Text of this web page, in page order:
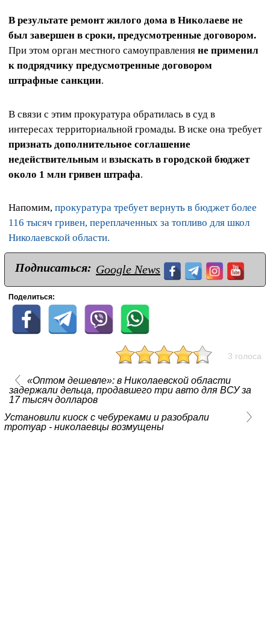
В результате ремонт жилого дома в Николаеве не
был завершен в сроки, предусмотренные договором.
При этом орган местного самоуправления не применил
к подрядчику предусмотренные договором
штрафные санкции.
В связи с этим прокуратура обратилась в суд в
интересах территориальной громады. В иске она требует
признать дополнительное соглашение
недействительным и взыскать в городской бюджет
около 1 млн гривен штрафа.
Напомим, прокуратура требует вернуть в бюджет более
116 тысяч гривен, переплаченных за топливо для школ
Николаевской области.
Подписаться: Google News
Поделиться:
3 голоса
«Оптом дешевле»: в Николаевской области
задержали дельца, продавшего три авто для ВСУ за
17 тысяч долларов
Установили киоск с чебуреками и разобрали
тротуар - николаевцы возмущены